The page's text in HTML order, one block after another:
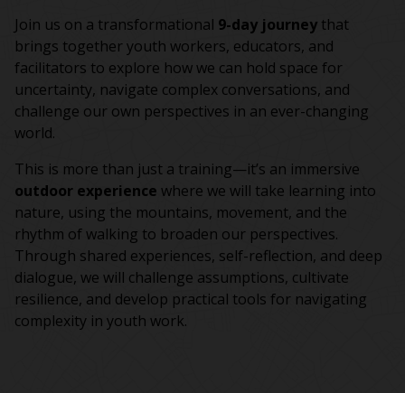
Join us on a transformational 9-day journey that
brings together youth workers, educators, and
facilitators to explore how we can hold space for
uncertainty, navigate complex conversations, and
challenge our own perspectives in an ever-changing
world.
This is more than just a training—it’s an immersive
outdoor experience where we will take learning into
nature, using the mountains, movement, and the
rhythm of walking to broaden our perspectives.
Through shared experiences, self-reflection, and deep
dialogue, we will challenge assumptions, cultivate
resilience, and develop practical tools for navigating
complexity in youth work.